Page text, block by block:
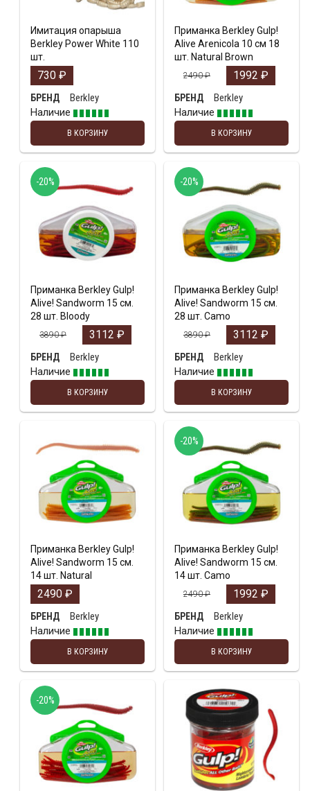
Имитация опарыша
Berkley Power White 110
шт.
730 ₽
БРЕНД
Berkley
Наличие
В КОРЗИНУ
Приманка Berkley Gulp!
Alive Arenicola 10 см 18
шт. Natural Brown
2490₽ 1992 ₽
БРЕНД
Berkley
Наличие
В КОРЗИНУ
Приманка Berkley Gulp!
Alive! Sandworm 15 см.
28 шт. Bloody
3890₽ 3112 ₽
БРЕНД
Berkley
Наличие
В КОРЗИНУ
-20%
Приманка Berkley Gulp!
Alive! Sandworm 15 см.
28 шт. Camo
3890₽ 3112 ₽
БРЕНД
Berkley
Наличие
В КОРЗИНУ
-20%
Приманка Berkley Gulp!
Alive! Sandworm 15 см.
14 шт. Natural
2490 ₽
БРЕНД
Berkley
Наличие
В КОРЗИНУ
Приманка Berkley Gulp!
Alive! Sandworm 15 см.
14 шт. Camo
2490₽ 1992 ₽
БРЕНД
Berkley
Наличие
В КОРЗИНУ
-20%
-20%